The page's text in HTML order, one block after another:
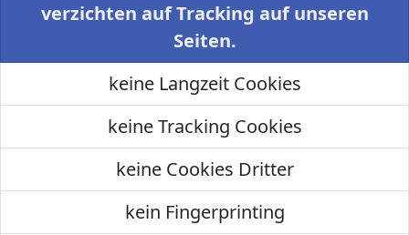
verzichten auf Tracking auf unseren
Seiten.
keine Langzeit Cookies
keine Tracking Cookies
keine Cookies Dritter
kein Fingerprinting